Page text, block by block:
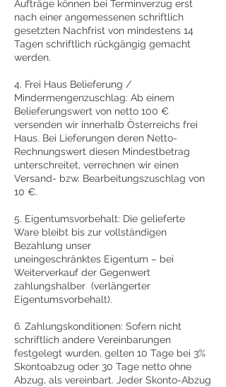
Aufträge können bei Terminverzug erst
nach einer angemessenen schriftlich
gesetzten Nachfrist von mindestens 14
Tagen schriftlich rückgängig gemacht
werden.
4. Frei Haus Belieferung /
Mindermengenzuschlag: Ab einem
Belieferungswert von netto 100 €
versenden wir innerhalb Österreichs frei
Haus. Bei Lieferungen deren Netto-
Rechnungswert diesen Mindestbetrag
unterschreitet, verrechnen wir einen
Versand- bzw. Bearbeitungszuschlag von
10 €.
5. Eigentumsvorbehalt: Die gelieferte
Ware bleibt bis zur vollständigen
Bezahlung unser
uneingeschränktes Eigentum – bei
Weiterverkauf der Gegenwert
zahlungshalber (verlängerter
Eigentumsvorbehalt).
6. Zahlungskonditionen: Sofern nicht
schriftlich andere Vereinbarungen
festgelegt wurden, gelten 10 Tage bei 3%
Skontoabzug oder 30 Tage netto ohne
Abzug, als vereinbart. Jeder Skonto-Abzug